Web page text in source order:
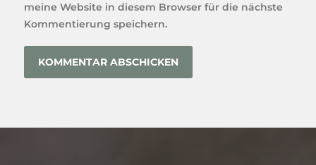
meine Website in diesem Browser für die nächste
Kommentierung speichern.